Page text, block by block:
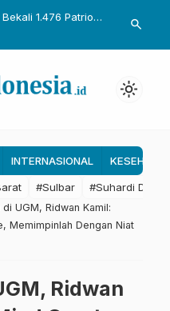
1.476 Patriot
Transmigrasi
Gubernur
untuk
search
light_mode
INTERNASIONAL
#Sulbar #Suhardi Duka
UGM, Ridwan Kamil:
Memimpinlah Dengan Niat
Ridwan